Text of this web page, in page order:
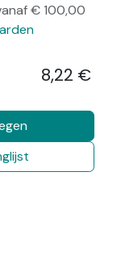
€ 100,00
8,22 €